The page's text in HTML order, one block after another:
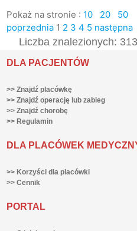
Pokaż na stronie : 10 20
50
poprzednia 1 2 3 4 5 następna
Liczba znalezionych: 313
DLA PACJENTÓW
>> Znajdź placówkę
>> Znajdź operację lub zabieg
>> Znajdź chorobę
>> Regulamin
DLA PLACÓWEK
>> Korzyści dla placówki
>> Cennik
PORTAL